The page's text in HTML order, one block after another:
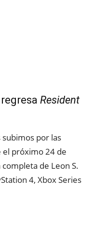
Resident
por las
el próximo 24 de
de Leon S.
4, Xbox Series